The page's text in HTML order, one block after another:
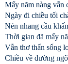
Mấy năm nàng vẫn
Ngày đi chiều tối
Nén nhang cầu
Thời gian đã mấy
Vẫn thơ thẩn sống
Chiều về đường